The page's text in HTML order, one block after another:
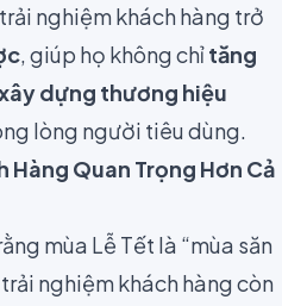
nghiệm khách hàng trở
, giúp họ không chỉtăng
dựng thương hiệu
lòng người tiêu dùng.
Hàng Quan Trọng Hơn Cả
mùa Lễ Tết là “mùa săn
nghiệm khách hàng còn